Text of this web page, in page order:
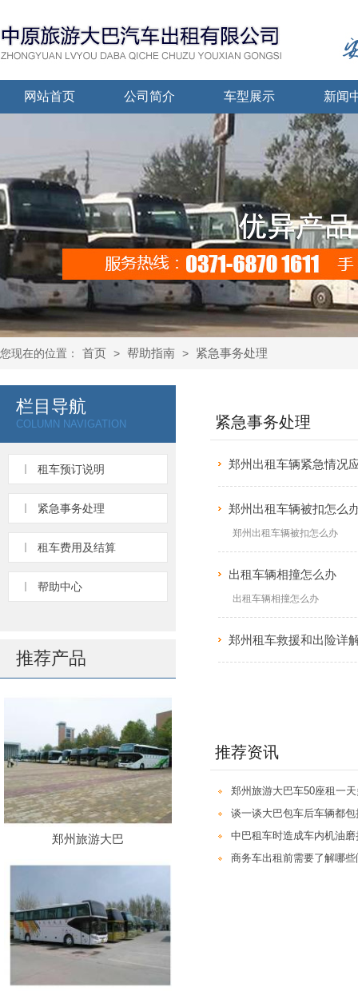
网站首页 公司简介 车型展示 新闻
您现在的位置： 首页 > 帮助指南 > 紧急事务处理
栏目导航
COLUMN NAVIGATION
租车预订说明
紧急事务处理
租车费用及结算
帮助中心
推荐产品
郑州旅游大巴
紧急事务处理
郑州出租车辆紧急情况
郑州出租车辆被扣怎么
郑州出租车辆被扣怎么办
出租车辆相撞怎么办
出租车辆相撞怎么办
郑州租车救援和出险详
推荐资讯
郑州旅游大巴车50座租一
谈一谈大巴包车后车辆都
中巴租车时造成车内机油
商务车出租前需要了解哪些